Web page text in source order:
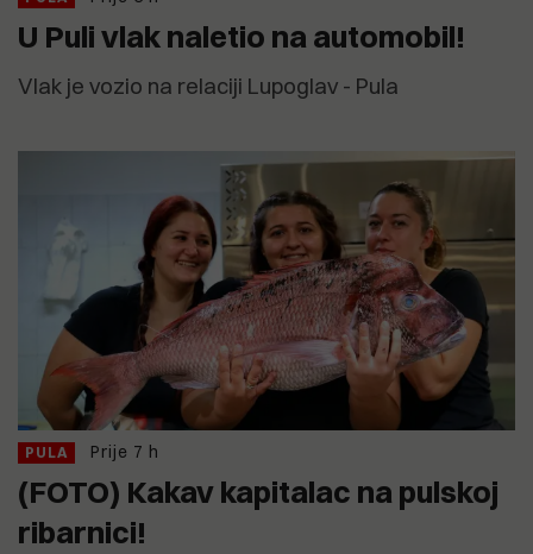
U Puli vlak naletio na automobil!
Vlak je vozio na relaciji Lupoglav - Pula
PULA Prije 7 h
(FOTO) Kakav kapitalac na pulskoj
ribarnici!